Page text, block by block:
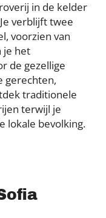
in de kelder
verblijft twee
voorzien van
je het
de gezellige
gerechten,
traditionele
terwijl je
lokale bevolking.